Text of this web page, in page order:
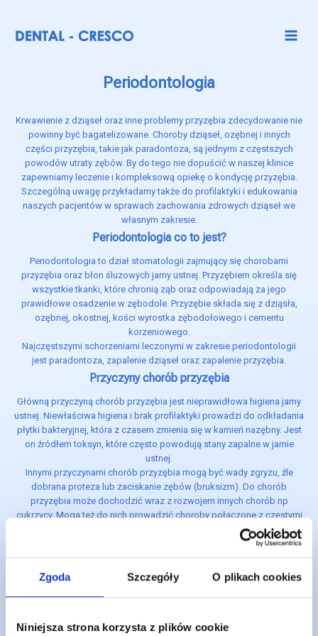
Zgoda Szczegóły O plikach cookies
Niniejsza strona korzysta z plików cookie
Periodontologia
Krwawienie z dziąseł oraz inne problemy przyzębia zdecydowanie nie
powinny być bagatelizowane. Choroby dziąseł, ozębnej i innych
części przyzębia, takie jak paradontoza, są jednymi z częstszych
powodów utraty zębów. By do tego nie dopuścić w naszej klinice
zapewniamy leczenie i kompleksową opiekę o kondycję przyzębia.
Szczególną uwagę przykładamy także do profilaktyki i edukowania
naszych pacjentów w sprawach zachowania zdrowych dziąseł we
własnym zakresie.
Periodontologia co to jest?
Periodontologia to dział stomatologii zajmujący się chorobami
przyzębia oraz błon śluzowych jamy ustnej. Przyzębiem określa się
wszystkie tkanki, które chronią ząb oraz odpowiadają za jego
prawidłowe osadzenie w zębodole. Przyzębie składa się z dziąsła,
ozębnej, okostnej, kości wyrostka zębodołowego i cementu
korzeniowego.
Najczęstszymi schorzeniami leczonymi w zakresie periodontologii
jest paradontoza, zapalenie dziąseł oraz zapalenie przyzębia.
Przyczyny chorób przyzębia
Główną przyczyną chorób przyzębia jest nieprawidłowa higiena jamy
ustnej. Niewłaściwa higiena i brak profilaktyki prowadzi do odkładania
płytki bakteryjnej, która z czasem zmienia się w kamień nazębny. Jest
on źródłem toksyn, które często powodują stany zapalne w jamie
ustnej.
Innymi przyczynami chorób przyzębia mogą być wady zgryzu, źle
dobrana proteza lub zaciskanie zębów (bruksizm). Do chorób
przyzębia może dochodzić wraz z rozwojem innych chorób np
cukrzycy. Mogą też do nich prowadzić choroby połączone z częstymi
wymiotami takie jak bulimia. W tym wypadku powodem choroby jest
często działanie na jamę ustną kwasów żołądkowych, które osłabiają
dziąsła i powodują wżery. Mamy z nimi również do czynienia w
przypadku chorób, które znacznie obniżają odporność organizmu
takich jak nowotwory, czy HIV.
Wbrew pozorom od czasów marynarzy cierpiących na szkorbut w
przyzębia jest zła dieta. Długotrwałe niedobory witamin z grupy B i C